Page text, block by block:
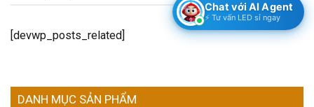
[devwp_posts_related]
DANH MỤC SẢN PHẨM
Chat với AI Agent
⚡ Tư vấn LED sỉ ngay